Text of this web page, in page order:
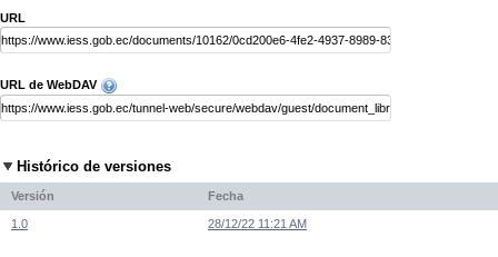
URL
URL de WebDAV
Histórico de versiones
Versión Fecha
1.0 28/12/22 11:21 AM